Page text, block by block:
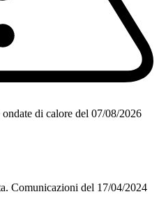
di calore del 07/08/2026
Comunicazioni del 17/04/2024